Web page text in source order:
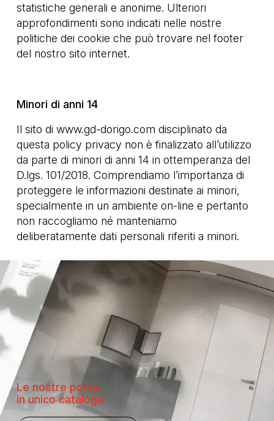
statistiche generali e anonime. Ulteriori
approfondimenti sono indicati nelle nostre
politiche dei cookie che può trovare nel footer
del nostro sito internet.
Minori di anni 14
Il sito di www.gd-dorigo.com disciplinato da
questa policy privacy non è finalizzato all’utilizzo
da parte di minori di anni 14 in ottemperanza del
D.lgs. 101/2018. Comprendiamo l’importanza di
proteggere le informazioni destinate ai minori,
specialmente in un ambiente on-line e pertanto
non raccogliamo né manteniamo
deliberatamente dati personali riferiti a minori.
Le nostre porte,
in unico catalogo